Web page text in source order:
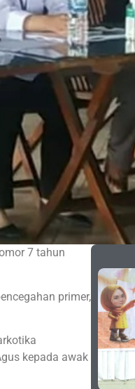
7 tahun
primer,
kepada awak